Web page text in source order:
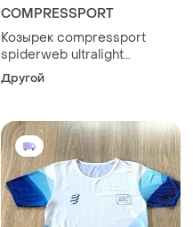
COMPRESSPORT
Козырек compressport
spiderweb ultralight
white/red
Другой